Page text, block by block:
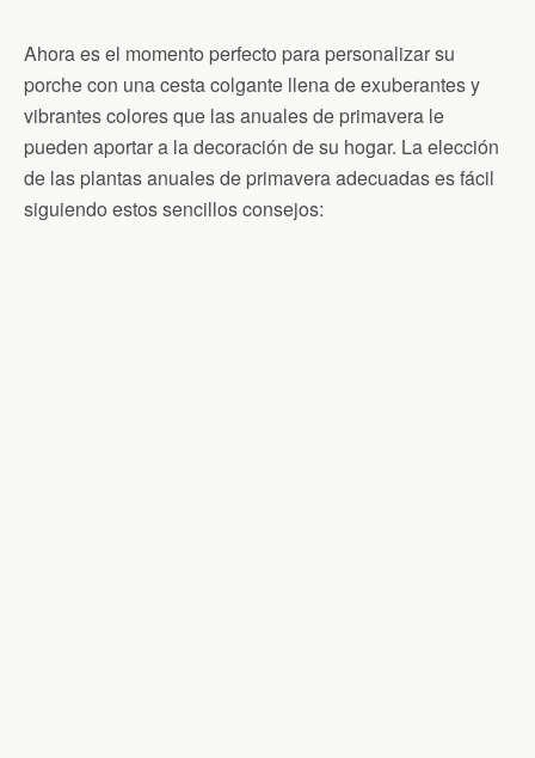
Ahora es el momento perfecto para personalizar su
porche con una cesta colgante llena de exuberantes y
vibrantes colores que las anuales de primavera le
pueden aportar a la decoración de su hogar. La elección
de las plantas anuales de primavera adecuadas es fácil
siguiendo estos sencillos consejos: